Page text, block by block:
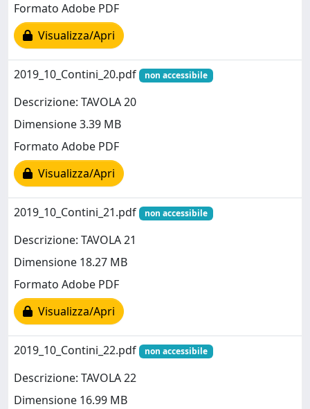
Formato Adobe PDF
Visualizza/Apri
2019_10_Contini_20.pdf non accessibile
Descrizione: TAVOLA 20
Dimensione 3.39 MB
Formato Adobe PDF
Visualizza/Apri
2019_10_Contini_21.pdf non accessibile
Descrizione: TAVOLA 21
Dimensione 18.27 MB
Formato Adobe PDF
Visualizza/Apri
2019_10_Contini_22.pdf non accessibile
Descrizione: TAVOLA 22
Dimensione 16.99 MB